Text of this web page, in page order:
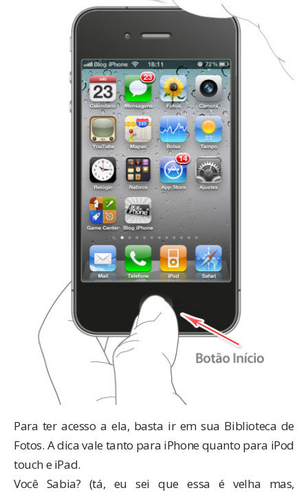
Para ter acesso a ela, basta ir em sua Biblioteca de
Fotos. A dica vale tanto para iPhone quanto para iPod
touch e iPad.
Você Sabia? (tá, eu sei que essa é velha mas,